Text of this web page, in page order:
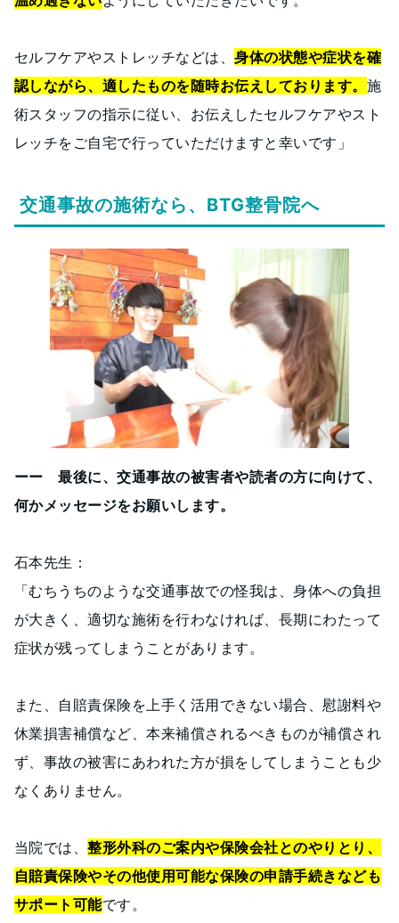
セルフケアやストレッチなどは、身体の状態や症状を確
認しながら、適したものを随時お伝えしております。 施
術スタッフの指示に従い、お伝えしたセルフケアやスト
レッチをご自宅で行っていただけますと幸いです」
交通事故の施術なら、BTG整骨院へ
ーー 最後に、交通事故の被害者や読者の方に向けて、
何かメッセージをお願いします。
石本先生：
「むちうちのような交通事故での怪我は、身体への負担
が大きく、適切な施術を行わなければ、長期にわたって
症状が残ってしまうことがあります。
また、自賠責保険を上手く活用できない場合、慰謝料や
休業損害補償など、本来補償されるべきものが補償され
ず、事故の被害にあわれた方が損をしてしまうことも少
なくありません。
当院では、整形外科のご案内や保険会社とのやりとり、
自賠責保険やその他使用可能な保険の申請手続きなども
サポート可能です。